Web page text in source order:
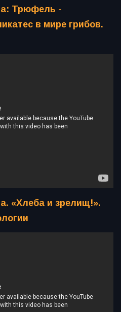
Трюфель -
в мире грибов.
«Хлеба и зрелищ!».